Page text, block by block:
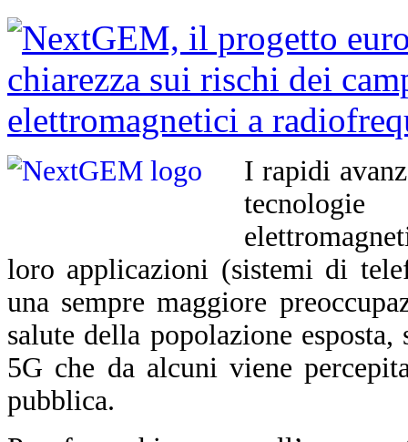
I rapidi
loro applicazioni (sistemi di
una sempre maggiore
salute della popolazione
5G che da alcuni viene
pubblica.